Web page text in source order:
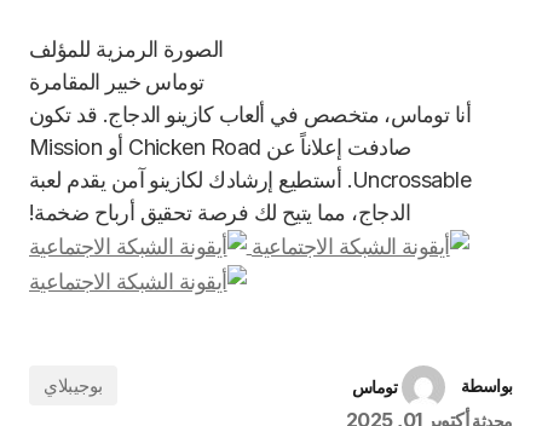
توماس خبير المقامرة
أنا توماس، متخصص في ألعاب كازينو الدجاج. قد تكون
صادفت إعلاناً عن Chicken Road أو Mission
Uncrossable. أستطيع إرشادك لكازينو آمن يقدم لعبة
الدجاج، مما يتيح لك فرصة تحقيق أرباح ضخمة!
بواسطة
توماس
محدثة أكتوبر 01, 2025
بوجيبلاي